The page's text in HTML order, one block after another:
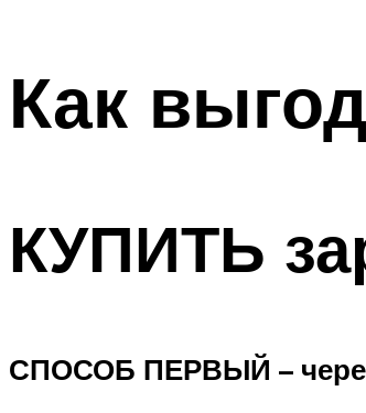
Как
КУПИТЬ
СПОСОБ ПЕРВЫЙ –